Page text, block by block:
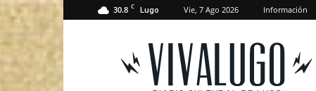
30.8 C Lugo Vie, 7 Ago 2026 Información
VivaLugo